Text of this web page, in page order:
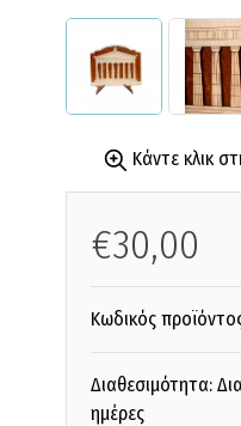
Κάντε κλικ
€30,00
Κωδικός
Διαθεσιμότητα:
ημέρες